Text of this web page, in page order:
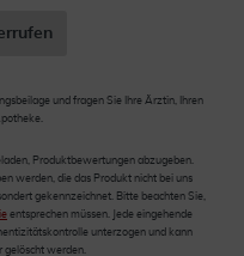
und fragen Sie Ihre Ärztin, Ihren
Produktbewertungen abzugeben.
werden, die das Produkt nicht bei uns
gekennzeichnet. Bitte beachten Sie,
entsprechen müssen. Jede eingehende
unterzogen und kann
gelöscht werden.